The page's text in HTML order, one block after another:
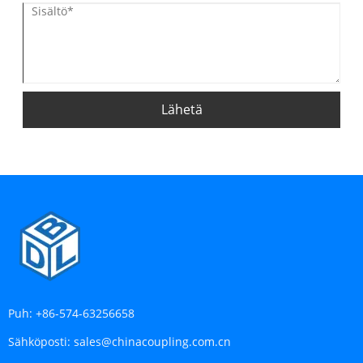
Lähetä
Puh: +86-574-63256658
Sähköposti: sales@chinacoupling.com.cn